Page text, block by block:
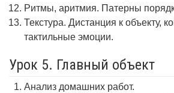
Ритмы, аритмия. Патерны
Текстура. Дистанция к объекту,
тактильные эмоции.
Урок 5. Главный объект
Анализ домашних работ.